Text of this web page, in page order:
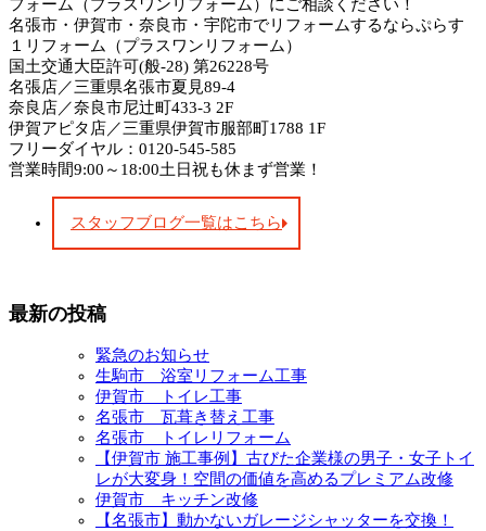
フォーム（プラスワンリフォーム）にご相談ください！
名張市・伊賀市・奈良市・宇陀市でリフォームするならぷらす
１リフォーム（プラスワンリフォーム）
国土交通大臣許可(般-28) 第26228号
名張店／三重県名張市夏見89-4
奈良店／奈良市尼辻町433-3 2F
伊賀アピタ店／三重県伊賀市服部町1788 1F
フリーダイヤル：0120-545-585
営業時間9:00～18:00土日祝も休まず営業！
スタッフブログ一覧はこちら
最新の投稿
緊急のお知らせ
生駒市 浴室リフォーム工事
伊賀市 トイレ工事
名張市 瓦葺き替え工事
名張市 トイレリフォーム
【伊賀市 施工事例】古びた企業様の男子・女子トイ
レが大変身！空間の価値を高めるプレミアム改修
伊賀市 キッチン改修
【名張市】動かないガレージシャッターを交換！